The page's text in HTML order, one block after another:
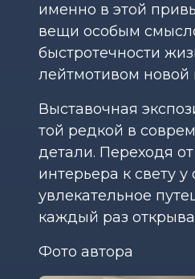
именно в этой
вещи особым
быстротечности
лейтмотивом новой
Выставочная
той редкой в
детали. Переходя
интерьера к свету
увлекательное
каждый раз
Фото автора